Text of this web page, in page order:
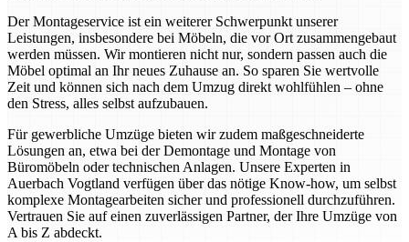
Der Montageservice ist ein weiterer Schwerpunkt unserer
Leistungen, insbesondere bei Möbeln, die vor Ort zusammengebaut
werden müssen. Wir montieren nicht nur, sondern passen auch die
Möbel optimal an Ihr neues Zuhause an. So sparen Sie wertvolle
Zeit und können sich nach dem Umzug direkt wohlfühlen – ohne
den Stress, alles selbst aufzubauen.
Für gewerbliche Umzüge bieten wir zudem maßgeschneiderte
Lösungen an, etwa bei der Demontage und Montage von
Büromöbeln oder technischen Anlagen. Unsere Experten in
Auerbach Vogtland verfügen über das nötige Know-how, um selbst
komplexe Montagearbeiten sicher und professionell durchzuführen.
Vertrauen Sie auf einen zuverlässigen Partner, der Ihre Umzüge von
A bis Z abdeckt.